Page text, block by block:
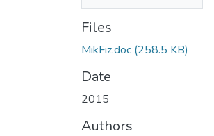
Files
MikFiz.doc (258.5 KB)
Date
2015
Authors